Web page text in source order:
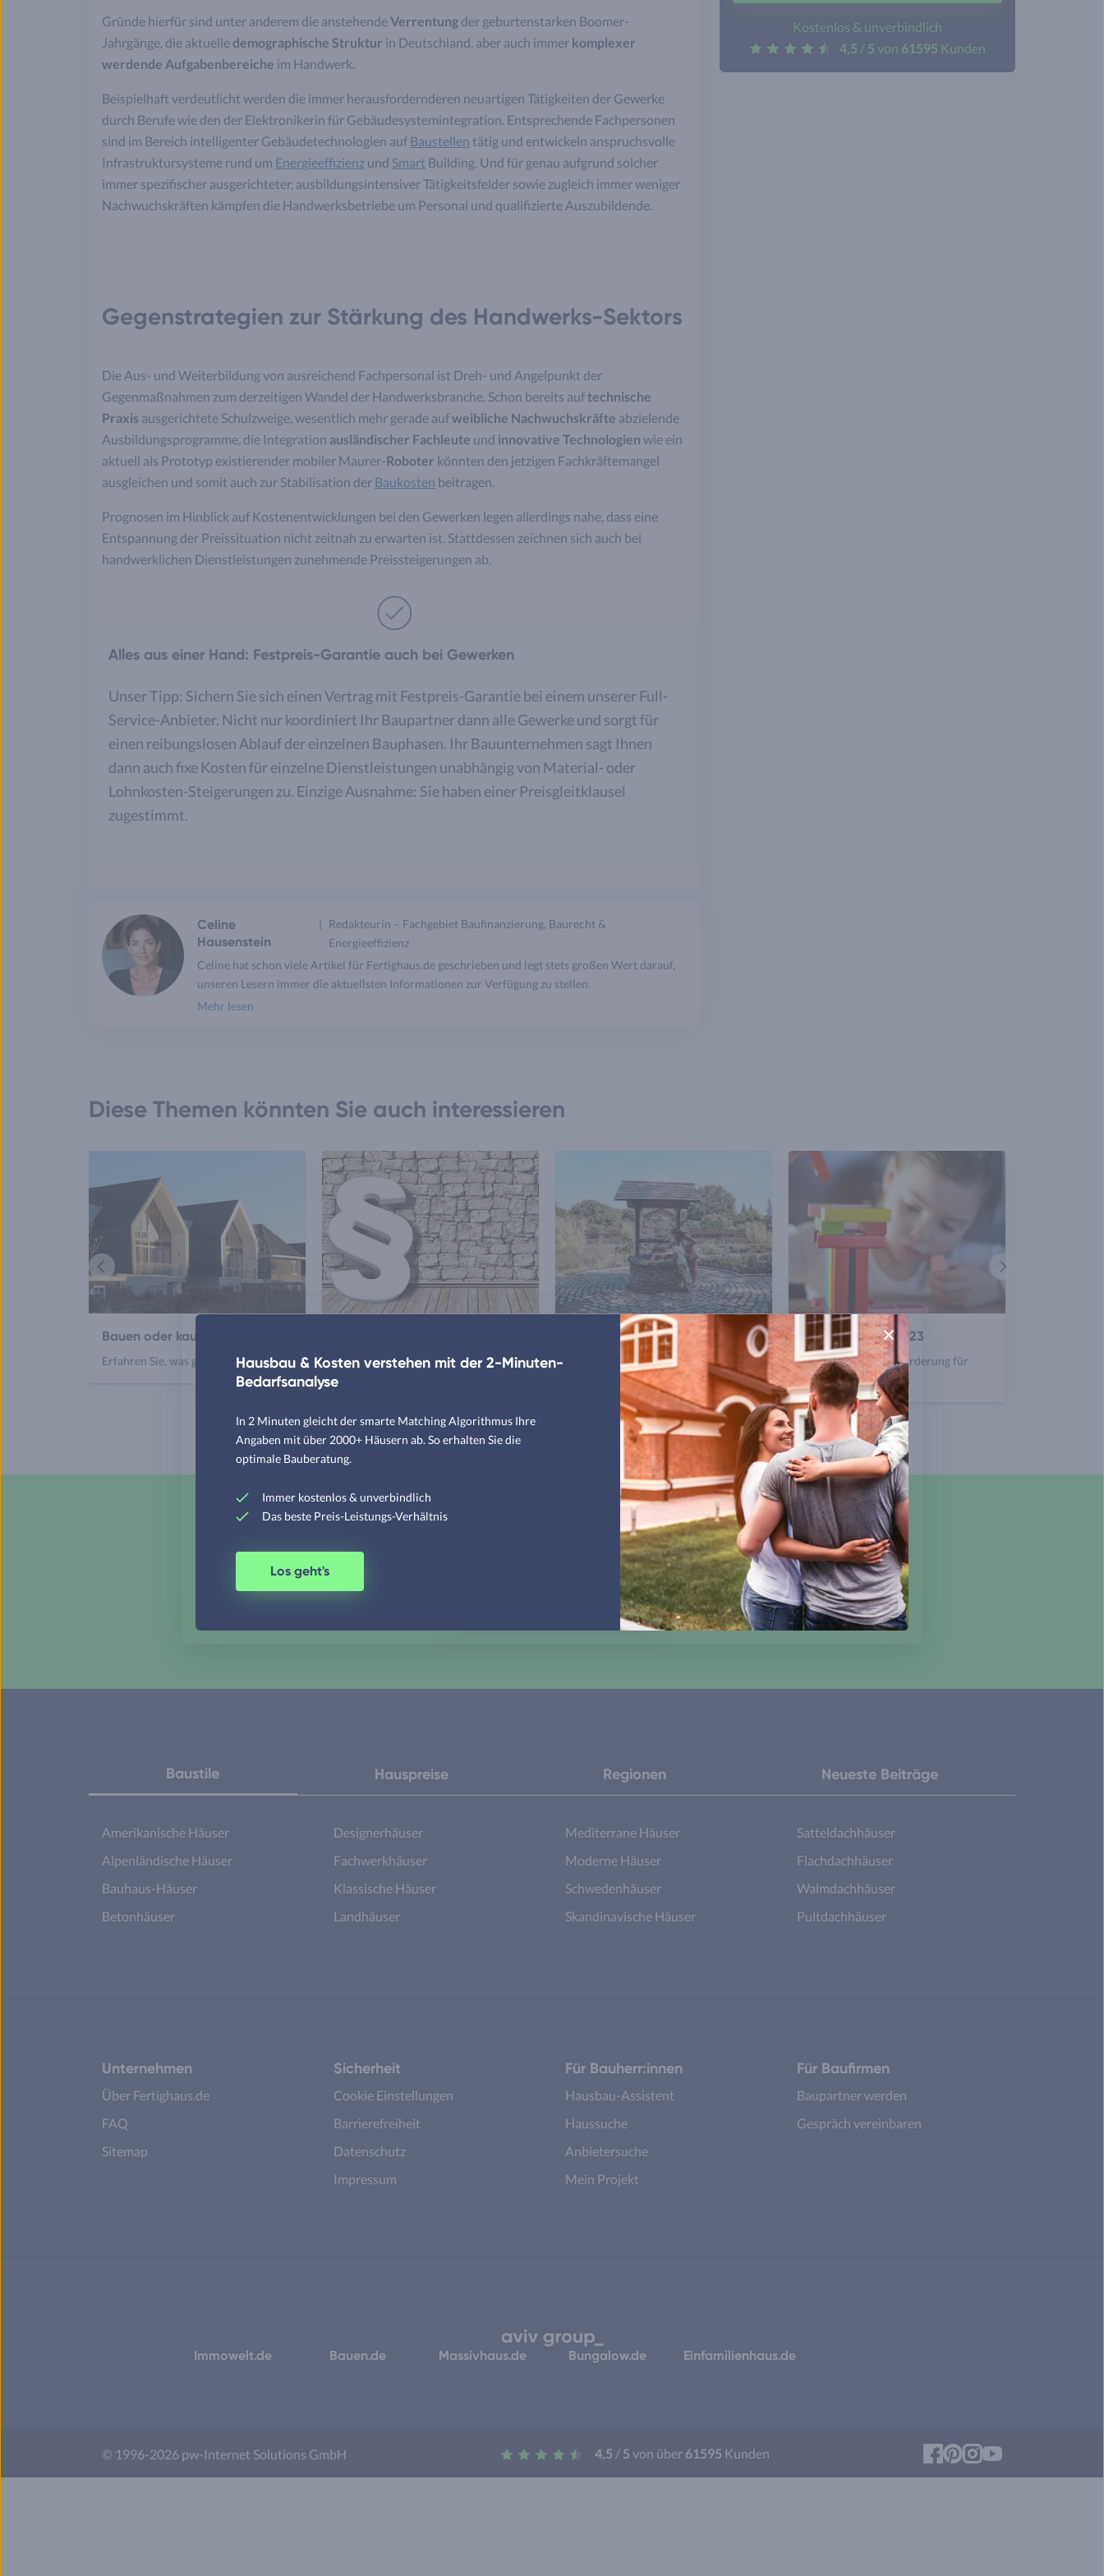
Gründe hierfür sind unter anderem die anstehendeVerrentung der geburtenstarken Boomer-
Jahrgänge, die aktuelle demographische Struktur in Deutschland, aber auch immer komplexer
werdende Aufgabenbereiche im Handwerk.
Beispielhaft verdeutlicht werden die immer herausfordernderen neuartigen Tätigkeiten der Gewerke
durch Berufe wie den der Elektronikerin für Gebäudesystemintegration. Entsprechende Fachpersonen
sind im Bereich intelligenter Gebäudetechnologien auf Baustellen tätig und entwickeln anspruchsvolle
Infrastruktursysteme rund um Energieeffizienz und Smart Building. Und für genau aufgrund solcher
immer spezifischer ausgerichteter, ausbildungsintensiver Tätigkeitsfelder sowie zugleich immer weniger
Nachwuchskräften kämpfen die Handwerksbetriebe um Personal und qualifizierte Auszubildende.
Gegenstrategien zur Stärkung des Handwerks-Sektors
Die Aus- und Weiterbildung von ausreichend Fachpersonal ist Dreh- und Angelpunkt der
Gegenmaßnahmen zum derzeitigen Wandel der Handwerksbranche. Schon bereits auftechnische
Praxis ausgerichtete Schulzweige, wesentlich mehr gerade aufweibliche Nachwuchskräfte abzielende
Ausbildungsprogramme, die Integration ausländischer Fachleute und innovative Technologien wie ein
aktuell als Prototyp existierender mobiler Maurer-Roboter könnten den jetzigen Fachkräftemangel
ausgleichen und somit auch zur Stabilisation der Baukosten beitragen.
Prognosen im Hinblick auf Kostenentwicklungen bei den Gewerken legen allerdings nahe, dass eine
Entspannung der Preissituation nicht zeitnah zu erwarten ist. Stattdessen zeichnen sich auch bei
handwerklichen Dienstleistungen zunehmende Preissteigerungen ab.
Alles aus einer Hand: Festpreis-Garantie auch bei Gewerken
Unser Tipp: Sichern Sie sich einen Vertrag mit Festpreis-Garantie bei einem unserer Full-
Service-Anbieter. Nicht nur koordiniert Ihr Baupartner dann alle Gewerke und sorgt für
einen reibungslosen Ablauf der einzelnen Bauphasen. Ihr Bauunternehmen sagt Ihnen
dann auch fixe Kosten für einzelne Dienstleistungen unabhängig von Material- oder
Lohnkosten-Steigerungen zu. Einzige Ausnahme: Sie haben einer Preisgleitklausel
zugestimmt.
Celine
Hausenstein
Redakteurin – Fachgebiet Baufinanzierung, Baurecht &
Energieeffizienz
Celine hat schon viele Artikel für Fertighaus.de geschrieben und legt stets großen Wert darauf,
unseren Lesern immer die aktuellsten Informationen zur Verfügung zu stellen.
Mehr lesen
Kostenlos & unverbindlich
4,5 / 5 von 61595 Kunden
Diese Themen könnten Sie auch interessieren
Bauen oder kaufen?
Erfahren Sie, was günstiger ist
Alles zu aktuellen Förderungen &
Vorschriften lesen
Brunnen bauen
Brunnen bohren lassen: Kosten &
Baukindergeld 2023
Hier zur Nachfolgeförderung für
Familien informieren
Vorheriger
Artikel
Nächster
Sind Sie bereit, Ihr Traumhaus zu finden?
Hausbau-Assistenten starten
Baustile Hauspreise Regionen Neueste Beiträge
Amerikanische Häuser
Alpenländische Häuser
Bauhaus-Häuser
Betonhäuser
Designerhäuser
Fachwerkhäuser
Klassische Häuser
Landhäuser
Mediterrane Häuser
Moderne Häuser
Schwedenhäuser
Skandinavische Häuser
Satteldachhäuser
Flachdachhäuser
Walmdachhäuser
Pultdachhäuser
Unternehmen
Über Fertighaus.de
FAQ
Sitemap
Sicherheit
Cookie Einstellungen
Barrierefreiheit
Datenschutz
Impressum
Für Bauherr:innen
Hausbau-Assistent
Haussuche
Anbietersuche
Mein Projekt
Für Baufirmen
Baupartner werden
Gespräch vereinbaren
Immowelt.de Bauen.de Massivhaus.de Bungalow.de Einfamilienhaus.de
© 1996-2026 pw-Internet Solutions GmbH 4,5 / 5 von über 61595 Kunden Facebook
Pinterest
Instagram
Hausbau & Kosten verstehen mit der 2-Minuten-
Bedarfsanalyse
In 2 Minuten gleicht der smarte Matching Algorithmus Ihre
Angaben mit über 2000+ Häusern ab. So erhalten Sie die
optimale Bauberatung.
Immer kostenlos & unverbindlich
Das beste Preis-Leistungs-Verhältnis
Los geht's